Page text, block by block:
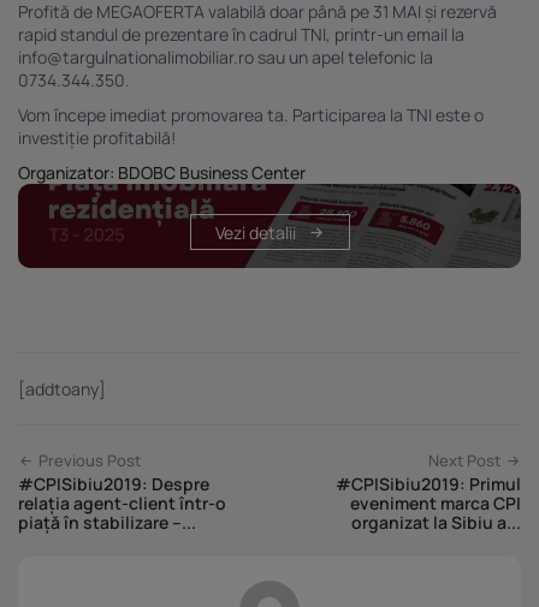
Profită de MEGAOFERTA valabilă doar până pe 31 MAI și rezervă
rapid standul de prezentare în cadrul TNI, printr-un email la
info@targulnationalimobiliar.ro sau un apel telefonic la
0734.344.350.
Vom începe imediat promovarea ta. Participarea la TNI este o
investiție profitabilă!
Organizator: BDOBC Business Center
Vezi detalii
[addtoany]
Previous Post
#CPISibiu2019: Despre
relația agent-client într-o
piață în stabilizare –...
Next Post
#CPISibiu2019: Primul
eveniment marca CPI
organizat la Sibiu a...